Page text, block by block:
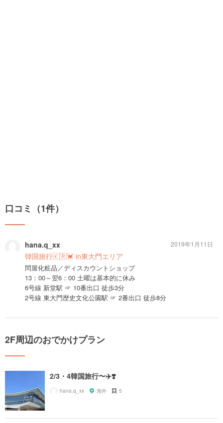
口コミ（1件）
hana.q_xx
韓国旅行🇰🇷💓 in東大門エリア
問屋化粧品／ディスカウントショップ
13：00～翌6：00 土曜は基本的に休み
6号線 新堂駅 ☞ 10番出口 徒歩3分
2号線 東大門歴史文化公園駅 ☞ 2番出口 徒歩8分
2019年1月11日
2F周辺のおでかけプラン
2/3・4韓国旅行〜✈️❣️
hana.q_xx 海外 5